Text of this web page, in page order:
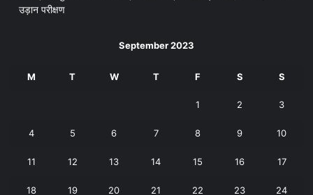
उड़ान परीक्षण
September 2023
M T W T F S S
1 2 3
4 5 6 7 8 9 10
11 12 13 14 15 16 17
18 19 20 21 22 23 24